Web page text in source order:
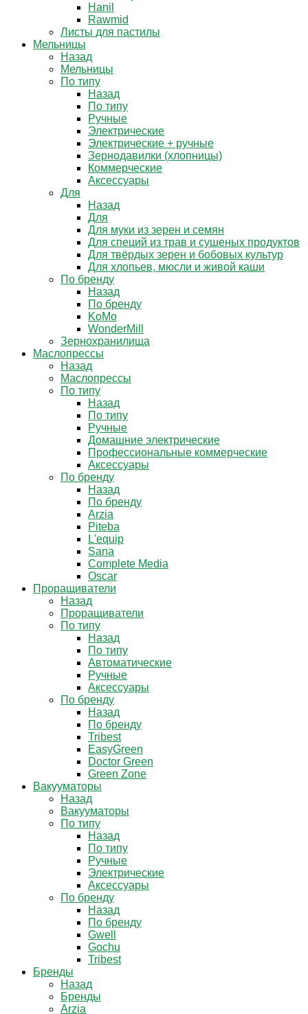
Hanil
Rawmid
Листы для пастилы
Мельницы
Назад
Мельницы
По типу
Назад
По типу
Ручные
Электрические
Электрические + ручные
Зернодавилки (хлопницы)
Коммерческие
Аксессуары
Для
Назад
Для
Для муки из зерен и семян
Для специй из трав и сушеных продуктов
Для твёрдых зерен и бобовых культур
Для хлопьев, мюсли и живой каши
По бренду
Назад
По бренду
KoMo
WonderMill
Зернохранилища
Маслопрессы
Назад
Маслопрессы
По типу
Назад
По типу
Ручные
Домашние электрические
Профессиональные коммерческие
Аксессуары
По бренду
Назад
По бренду
Arzia
Piteba
L'equip
Sana
Complete Media
Oscar
Проращиватели
Назад
Проращиватели
По типу
Назад
По типу
Автоматические
Ручные
Аксессуары
По бренду
Назад
По бренду
Tribest
EasyGreen
Doctor Green
Green Zone
Вакууматоры
Назад
Вакууматоры
По типу
Назад
По типу
Ручные
Электрические
Аксессуары
По бренду
Назад
По бренду
Gwell
Gochu
Tribest
Бренды
Назад
Бренды
Arzia